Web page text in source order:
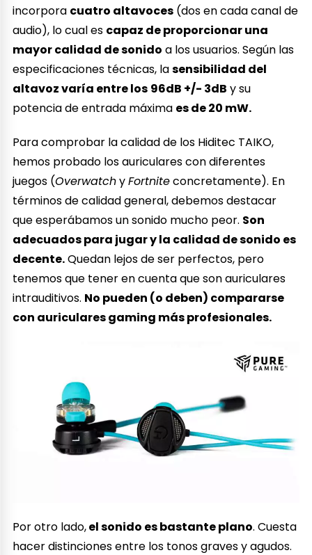
incorpora cuatro altavoces (dos en cada canal de
audio), lo cual es capaz de proporcionar una
mayor calidad de sonido a los usuarios. Según las
especificaciones técnicas, lasensibilidad del
altavoz varía entre los 96dB +/- 3dB y su
potencia de entrada máxima es de 20 mW.
Para comprobar la calidad de los Hiditec TAIKO,
hemos probado los auriculares con diferentes
juegos (OverwatchyFortniteconcretamente). En
términos de calidad general, debemos destacar
que esperábamos un sonido mucho peor. Son
adecuados para jugar y la calidad de sonido es
decente.Quedan lejos de ser perfectos, pero
tenemos que tener en cuenta que son auriculares
intrauditivos. No pueden (o deben) compararse
con auriculares gaming más profesionales.
Por otro lado,el sonido es bastante plano. Cuesta
hacer distinciones entre los tonos graves y agudos.